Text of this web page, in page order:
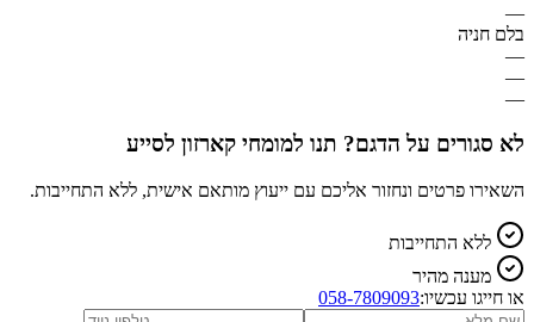
—
בלם חניה
—
—
—
לא סגורים על הדגם? תנו למומחי קארזון לסייע
השאירו פרטים ונחזור אליכם עם ייעוץ מותאם אישית, ללא התחייבות.
ללא התחייבות
מענה מהיר
או חייגו עכשיו:058-7809093